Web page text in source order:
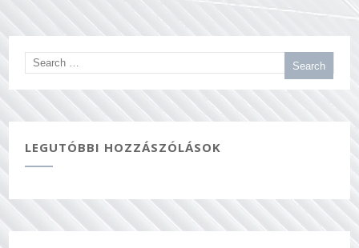
LEGUTÓBBI HOZZÁSZÓLÁSOK